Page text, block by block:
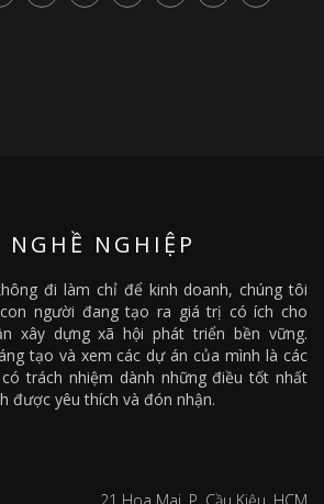
NGHIỆP
đi làm chỉ để kinh doanh, chúng tôi
người đang tạo ra giá trị có ích cho
xây dựng xã hội phát triển bền vững.
tạo và xem các dự án của mình là các
trách nhiệm dành những điều tốt nhất
được yêu thích và đón nhận.